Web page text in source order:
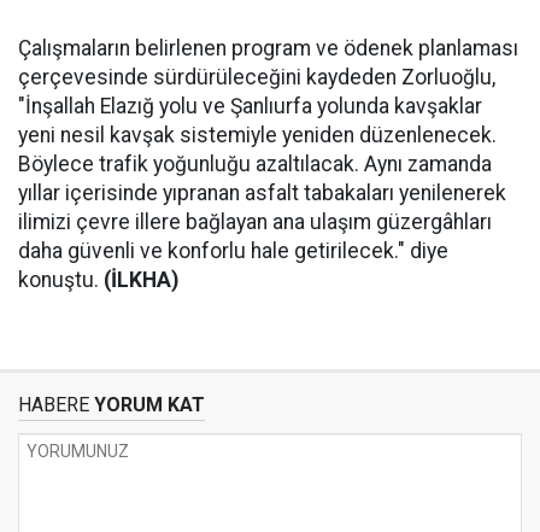
Çalışmaların belirlenen program ve ödenek planlaması
çerçevesinde sürdürüleceğini kaydeden Zorluoğlu,
"İnşallah Elazığ yolu ve Şanlıurfa yolunda kavşaklar
yeni nesil kavşak sistemiyle yeniden düzenlenecek.
Böylece trafik yoğunluğu azaltılacak. Aynı zamanda
yıllar içerisinde yıpranan asfalt tabakaları yenilenerek
ilimizi çevre illere bağlayan ana ulaşım güzergâhları
daha güvenli ve konforlu hale getirilecek." diye
konuştu. (İLKHA)
HABERE YORUM KAT